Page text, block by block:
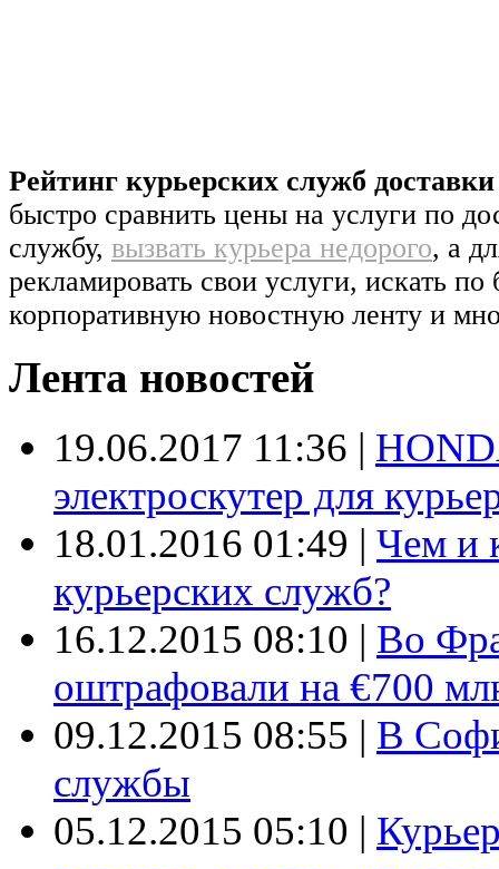
Рейтинг курьерских служб
быстро сравнить цены на услуги по
службу, вызвать курьера недорого, а
рекламировать свои услуги, искать по
корпоративную новостную ленту и
Лента новостей
19.06.2017 11:36 |
электроскутер для
18.01.2016 01:49 | Чем и
курьерских служб?
16.12.2015 08:10 | Во
оштрафовали на €700
09.12.2015 08:55 | В
службы
05.12.2015 05:10 |